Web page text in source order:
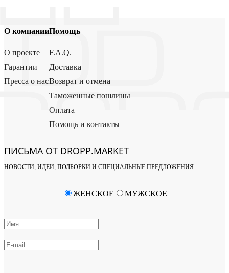
О компании
О проекте
Гарантии
Пресса о нас
Помощь
F.A.Q.
Доставка
Возврат и отмена
Таможенные пошлины
Оплата
Помощь и контакты
ПИСЬМА ОТ DROPP.MARKET
НОВОСТИ, ИДЕИ, ПОДБОРКИ И СПЕЦИАЛЬНЫЕ ПРЕДЛОЖЕНИЯ
ЖЕНСКОЕ МУЖСКОЕ